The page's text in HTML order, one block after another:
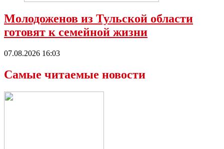
Молодоженов из Тульской области
готовят к семейной жизни
07.08.2026 16:03
Самые читаемые новости